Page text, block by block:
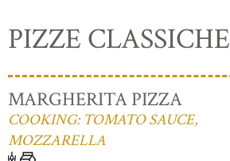
PIZZE CLASSICHE
MARGHERITA PIZZA
COOKING: TOMATO SAUCE,
MOZZARELLA